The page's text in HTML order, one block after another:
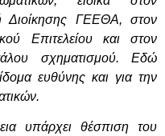
Διοίκησης ΓΕΕΘΑ, στον
Επιτελείου και στον
σχηματισμού. Εδώ
ευθύνης και για την
υπάρχει θέσπιση του